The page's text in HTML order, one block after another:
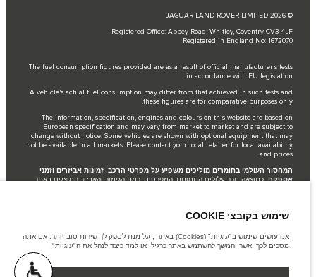
© JAGUAR LAND ROVER LIMITED 2026
Registered Office: Abbey Road, Whitley, Coventry CV3 4LF
Registered in England No: 1672070
The fuel consumption figures provided are as a result of official manufacturer's tests
in accordance with EU legislation.
A vehicle's actual fuel consumption may differ from that achieved in such tests and
these figures are for comparative purposes only.
The information, specification, engines and colours on this website are based on
European specification and may vary from market to market and are subject to
change without notice. Some vehicles are shown with optional equipment that may
not be available in all markets. Please contact your local retailer for local availability
and prices.
המחסור העולמי בחומרים מוליכים משפיע על מפרטי הרכב, זמינות אביזרים וזמני
אספקה.כתוצאה מכך עלולים התמונות, המפרטים, רמת הגימור והאבזור המוצגים באתר
Jaguar Land Rover Limited is constantly seeking ways to improve the specification,
design and production of its vehicles, parts and accessories and alterations take place
continually, and we reserve the right to change without notice. Some features may
vary between optional and standard for different model years. The information,
specification, engines and colours on this website are based on European
specification and may vary from market to market and are subject to change without
notice. Some vehicles are shown with optional equipment and retailer-fit accessories
שימוש בקובצי COOKIE
אנו עושים שימוש ב"עוגיות" (Cookies) באתר , על מנת לספק לך שירות טוב יותר. אם אתה
מסכים לכך, אשר והמשך להשתמש באתר כרגיל, או למד כיצד לנהל את ה"עוגיות".